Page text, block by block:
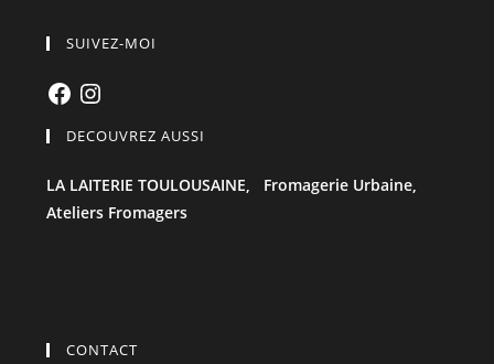
SUIVEZ-MOI
FacebookInstagram
DECOUVREZ AUSSI
LA LAITERIE TOULOUSAINE,
Fromagerie Urbaine,
Ateliers Fromagers
CONTACT